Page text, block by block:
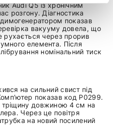
Audi Q5 із хронічним
розгону. Діагностика
показав
вакууму довела, що
рухається через прорив
елемента. Після
номінальний тиск
на сильний свист під
показав код P0299.
довжиною 4 см на
Через це повітря
на новий посилений